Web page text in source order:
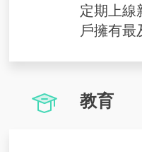
定期上線
戶擁有最
教育